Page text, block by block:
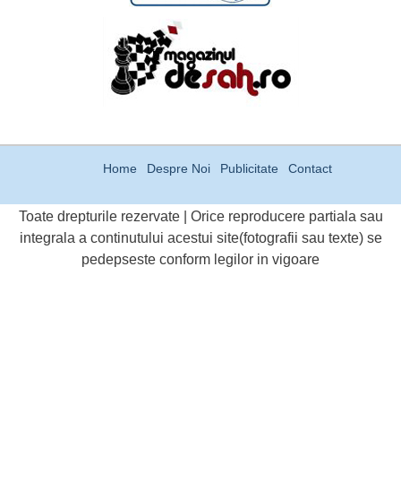
Home Despre Noi Publicitate Contact
Toate drepturile rezervate | Orice reproducere partiala sau
integrala a continutului acestui site(fotografii sau texte) se
pedepseste conform legilor in vigoare